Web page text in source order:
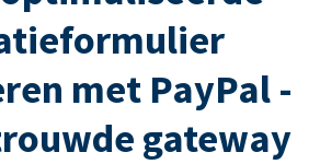
met PayPal -
gateway